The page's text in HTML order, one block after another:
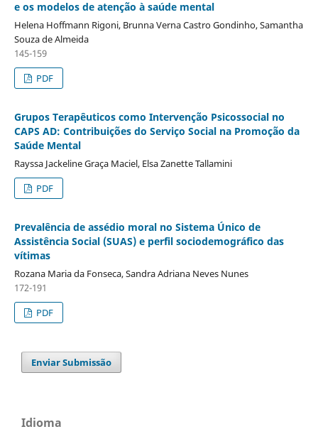
e os modelos de atenção à saúde mental
Helena Hoffmann Rigoni, Brunna Verna Castro Gondinho, Samantha
Souza de Almeida
145-159
PDF
Grupos Terapêuticos como Intervenção Psicossocial no
CAPS AD: Contribuições do Serviço Social na Promoção da
Saúde Mental
Rayssa Jackeline Graça Maciel, Elsa Zanette Tallamini
PDF
Prevalência de assédio moral no Sistema Único de
Assistência Social (SUAS) e perfil sociodemográfico das
vítimas
Rozana Maria da Fonseca, Sandra Adriana Neves Nunes
172-191
PDF
Enviar Submissão
Idioma